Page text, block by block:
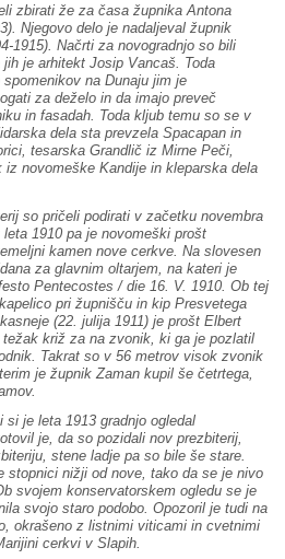
zbirati že za časa župnika Antona
Njegovo delo je nadaljeval župnik
1915). Načrti za novogradnjo so bili
je arhitekt Josip Vancaš. Toda
na Dunaju jim je
za deželo in da imajo preveč
in fasadah. Toda kljub temu so se v
dela sta prevzela Spacapan in
tesarska Grandlič iz Mirne Peči,
novomeške Kandije in kleparska dela
so pričeli podirati v začetku novembra
1910 pa je novomeški prošt
kamen nove cerkve. Na slovesen
za glavnim oltarjem, na kateri je
Pentecostes / die 16. V. 1910. Ob tej
pri župnišču in kip Presvetega
(22. julija 1911) je prošt Elbert
križ za na zvonik, ki ga je pozlatil
Takrat so v 56 metrov visok zvonik
je župnik Zaman kupil še četrtega,
je leta 1913 gradnjo ogledal
je, da so pozidali nov prezbiterij,
stene ladje pa so bile še stare.
stopnici nižji od nove, tako da se je nivo
svojem konservatorskem ogledu se je
svojo staro podobo. Opozoril je tudi na
okrašeno z listnimi viticami in cvetnimi
cerkvi v Slapih.